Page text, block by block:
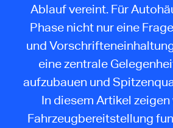
Ablauf vereint. Für
Phase nicht nur eine
und
eine zentrale
aufzubauen und
In diesem Artikel zeigen
Fahrzeugbereitstellung